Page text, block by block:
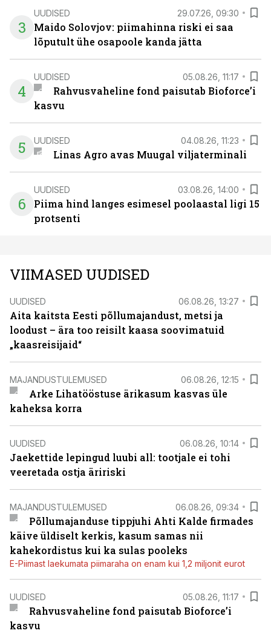
3
UUDISED 29.07.26, 09:30
Maido Solovjov: piimahinna riski ei saa
lõputult ühe osapoole kanda jätta
4
UUDISED 05.08.26, 11:17
Rahvusvaheline fond paisutab Bioforce’i
kasvu
5 UUDISED 04.08.26, 11:23
Linas Agro avas Muugal viljaterminali
6
UUDISED 03.08.26, 14:00
Piima hind langes esimesel poolaastal ligi 15
protsenti
VIIMASED UUDISED
UUDISED 06.08.26, 13:27
Aita kaitsta Eesti põllumajandust, metsi ja
loodust – ära too reisilt kaasa soovimatuid
„kaasreisijaid“
MAJANDUSTULEMUSED 06.08.26, 12:15
Arke Lihatööstuse ärikasum kasvas üle
kaheksa korra
UUDISED 06.08.26, 10:14
Jaekettide lepingud luubi all: tootjale ei tohi
veeretada ostja äririski
MAJANDUSTULEMUSED 06.08.26, 09:34
Põllumajanduse tippjuhi Ahti Kalde firmades
käive üldiselt kerkis, kasum samas nii
kahekordistus kui ka sulas pooleks
E-Piimast laekumata piimaraha on enam kui 1,2 miljonit eurot
UUDISED 05.08.26, 11:17
Rahvusvaheline fond paisutab Bioforce’i
kasvu